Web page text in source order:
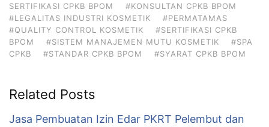
SERTIFIKASI CPKB BPOM
#KONSULTAN CPKB BPOM
#LEGALITAS INDUSTRI KOSMETIK
#PERMATAMAS
#QUALITY CONTROL KOSMETIK
#SERTIFIKASI CPKB
BPOM
#SISTEM MANAJEMEN MUTU KOSMETIK
#SPA
CPKB
#STANDAR CPKB BPOM #SYARAT CPKB BPOM
Related Posts
Jasa Pembuatan Izin Edar PKRT Pelembut dan